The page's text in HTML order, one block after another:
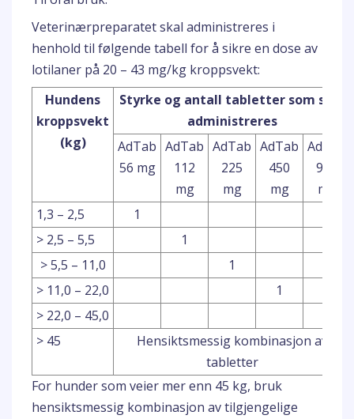
Veterinærpreparatet skal administreres i
henhold til følgende tabell for å sikre en dose av
lotilaner på 20 – 43 mg/kg kroppsvekt:
Hundens
kroppsvekt
(kg)
Styrke og antall tabletter som skal
administreres
AdTab
56 mg
AdTab
112
mg
AdTab
225
mg
AdTab
450
mg
AdTab
900
mg
1,3 – 2,5
1
> 2,5 – 5,5
1
> 5,5 – 11,0
1
> 11,0 – 22,0
1
> 22,0 – 45,0
> 45
Hensiktsmessig kombinasjon av
tabletter
For hunder som veier mer enn 45 kg, bruk
hensiktsmessig kombinasjon av tilgjengelige